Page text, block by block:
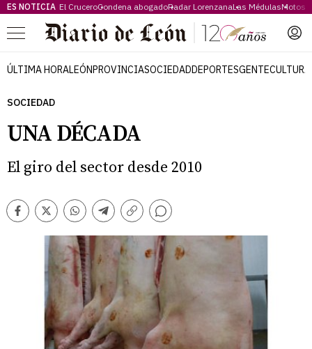
ES NOTICIA El CruceroCondena abogadoRadar LorenzanaLas MédulasMotos
Menú
ÚLTIMA HORALEÓNPROVINCIASOCIEDADDEPORTESGENTECULTURA
SOCIEDAD
UNA DÉCADA
El giro del sector desde 2010
Facebook
TwitterWhatsappTelegram
Copiar
Comentarios